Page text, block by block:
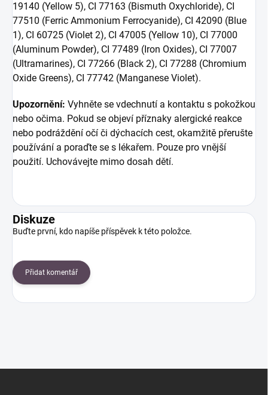
19140 (Yellow 5), CI 77163 (Bismuth Oxychloride), CI
77510 (Ferric Ammonium Ferrocyanide), CI 42090 (Blue
1), CI 60725 (Violet 2), CI 47005 (Yellow 10), CI 77000
(Aluminum Powder), CI 77489 (Iron Oxides), CI 77007
(Ultramarines), CI 77266 (Black 2), CI 77288 (Chromium
Oxide Greens), CI 77742 (Manganese Violet).
Upozornění: Vyhněte se vdechnutí a kontaktu s pokožkou
nebo očima. Pokud se objeví příznaky alergické reakce
nebo podráždění očí či dýchacích cest, okamžitě přerušte
používání a poraďte se s lékařem. Pouze pro vnější
použití. Uchovávejte mimo dosah dětí.
Diskuze
Buďte první, kdo napíše příspěvek k této položce.
Přidat komentář